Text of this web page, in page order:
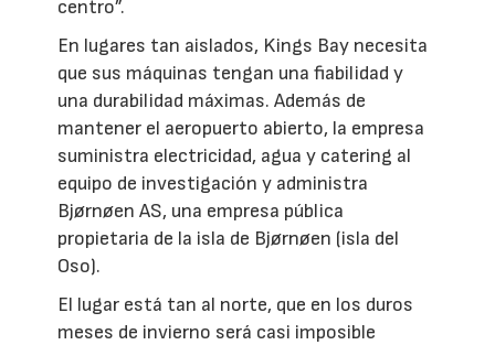
centro”.
En lugares tan aislados, Kings Bay necesita
que sus máquinas tengan una fiabilidad y
una durabilidad máximas. Además de
mantener el aeropuerto abierto, la empresa
suministra electricidad, agua y catering al
equipo de investigación y administra
Bjørnøen AS, una empresa pública
propietaria de la isla de Bjørnøen (isla del
Oso).
El lugar está tan al norte, que en los duros
meses de invierno será casi imposible